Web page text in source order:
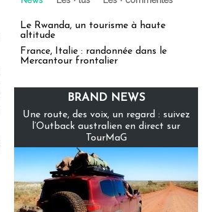
Le Rwanda, un tourisme à haute
altitude
France, Italie : randonnée dans le
Mercantour frontalier
BRAND NEWS
Une route, des voix, un regard : suivez
l’Outback australien en direct sur
TourMaG